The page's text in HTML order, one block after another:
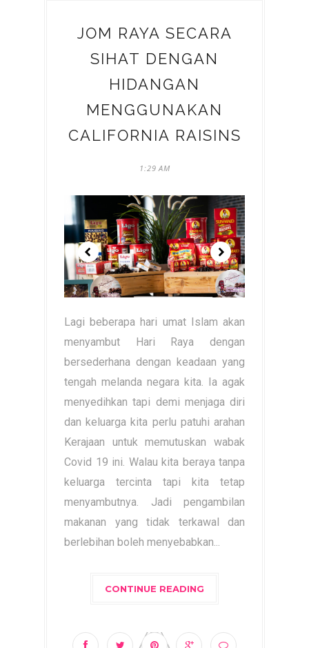
JOM RAYA SECARA
SIHAT DENGAN
HIDANGAN
MENGGUNAKAN
CALIFORNIA RAISINS
1:29 AM
Lagi beberapa hari umat Islam akan
menyambut Hari Raya dengan
bersederhana dengan keadaan yang
tengah melanda negara kita. Ia agak
menyedihkan tapi demi menjaga diri
dan keluarga kita perlu patuhi arahan
Kerajaan untuk memutuskan wabak
Covid 19 ini. Walau kita beraya tanpa
keluarga tercinta tapi kita tetap
menyambutnya. Jadi pengambilan
makanan yang tidak terkawal dan
berlebihan boleh menyebabkan...
CONTINUE READING